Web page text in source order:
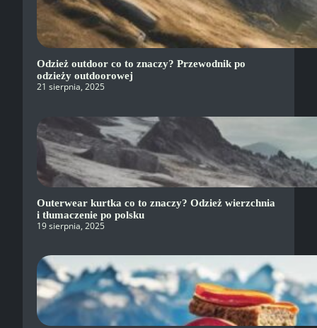
Odzież outdoor co to znaczy? Przewodnik po
odzieży outdoorowej
21 sierpnia, 2025
Outerwear kurtka co to znaczy? Odzież wierzchnia
i tłumaczenie po polsku
19 sierpnia, 2025